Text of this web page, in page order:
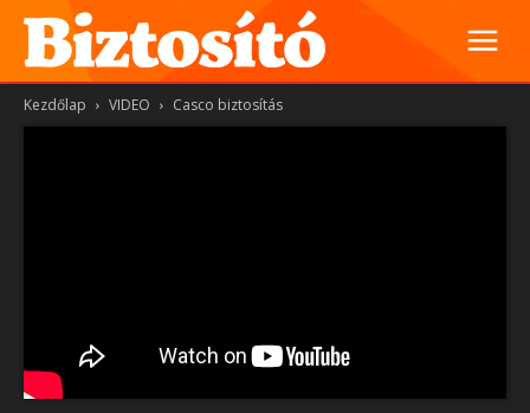
Kezdőlap VIDEO Casco biztosítás